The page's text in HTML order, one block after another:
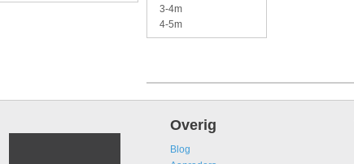
3-4m
4-5m
Overig
Blog